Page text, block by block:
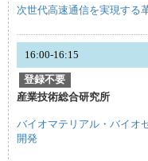
次世代高速通信を実現する
16:00-16:15
登録不要
産業技術総合研究所
バイオマテリアル・バイオ
開発